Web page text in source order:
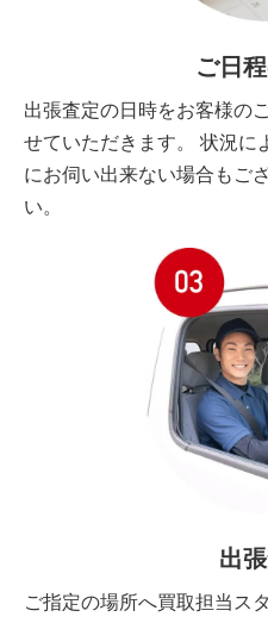
ご日
出張査定の日時をお客様の
せていただきます。 状況に
にお伺い出来ない場合もご
い。
出
ご指定の場所へ買取担当ス